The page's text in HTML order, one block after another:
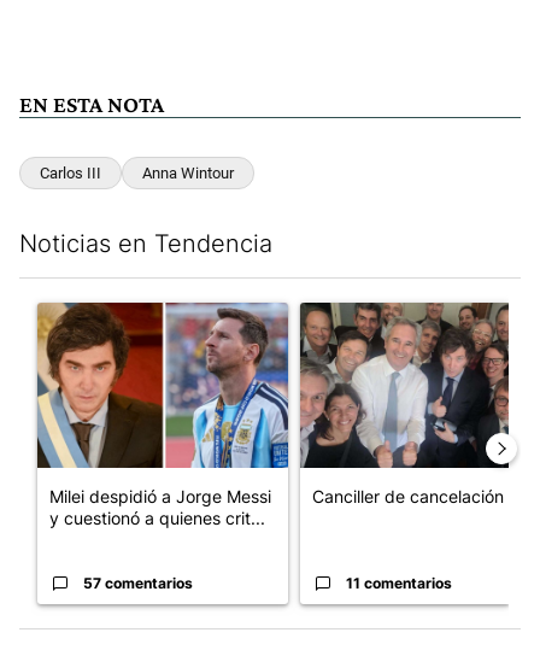
EN ESTA NOTA
Carlos III Anna Wintour
Noticias en Tendencia
Un artículo de tendencia con el título "Milei despidió a Jorge
Milei despidió a Jorge Messi
y cuestionó a quienes crit...
57 comentarios
Un artículo de tendencia con
Canciller de cancelación
11 comentarios